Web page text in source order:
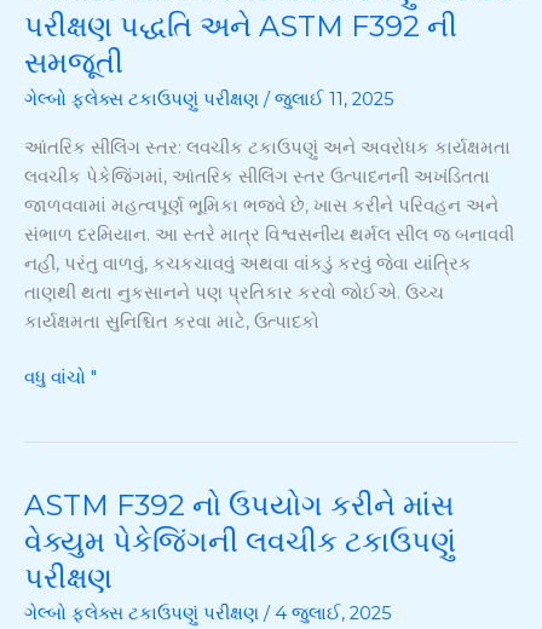
પરીક્ષણ પદ્ધતિ અને ASTM F392 ની
સમજૂતી
ગેલ્બો ફ્લેક્સ ટકાઉપણું પરીક્ષણ /જુલાઈ 11, 2025
આંતરિક સીલિંગ સ્તર: લવચીક ટકાઉપણું અને અવરોધક કાર્યક્ષમતા
લવચીક પેકેજિંગમાં, આંતરિક સીલિંગ સ્તર ઉત્પાદનની અખંડિતતા
જાળવવામાં મહત્વપૂર્ણ ભૂમિકા ભજવે છે, ખાસ કરીને પરિવહન અને
સંભાળ દરમિયાન. આ સ્તરે માત્ર વિશ્વસનીય થર્મલ સીલ જ બનાવવી
નહીં, પરંતુ વાળવું, કચકચાવવું અથવા વાંકડું કરવું જેવા યાંત્રિક
તાણથી થતા નુકસાનને પણ પ્રતિકાર કરવો જોઈએ. ઉચ્ચ
કાર્યક્ષમતા સુનિશ્ચિત કરવા માટે, ઉત્પાદકો
સીલિંગ
સ્તરની
ટકાઉપણું:
Gelbo
પદ્ધતિ
અને
ASTM
F392
ની
સમજૂતી
વધુ વાંચો "
ASTM F392 નો ઉપયોગ કરીને માંસ
વેક્યુમ પેકેજિંગની લવચીક ટકાઉપણું
પરીક્ષણ
ગેલ્બો ફ્લેક્સ ટકાઉપણું પરીક્ષણ / 4 જુલાઈ, 2025
ASTM
F392
નો
ઉપયોગ
કરીને